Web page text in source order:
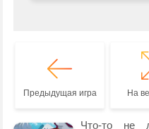
Предыдущая игра На
Что-то не